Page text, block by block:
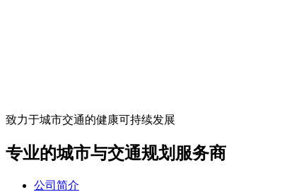
致力于城市交通的健康可持续发展
专业的城市与交通规划服务商
公司简介